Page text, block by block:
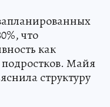
что
как
Майя
структуру